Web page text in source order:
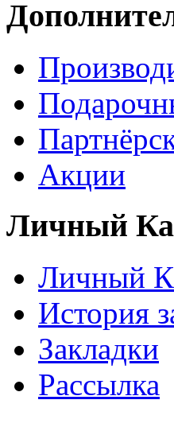
Акции
Личный
Личный
История
Закладки
Рассылка